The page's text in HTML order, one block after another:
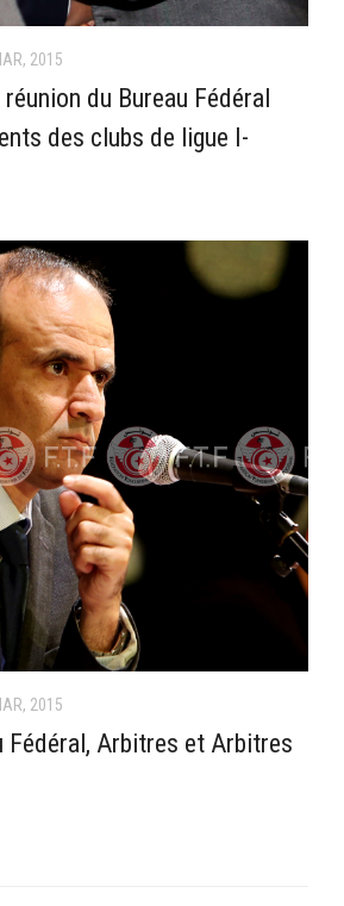
2015
du Bureau Fédéral
des clubs de ligue I-
2015
Fédéral, Arbitres et Arbitres